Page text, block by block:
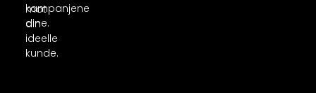
mot
din
ideelle
kunde.
kampanjene
dine.